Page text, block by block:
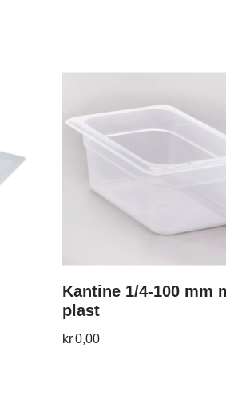
Kantine 1/4-100 mm
plast
kr0,00